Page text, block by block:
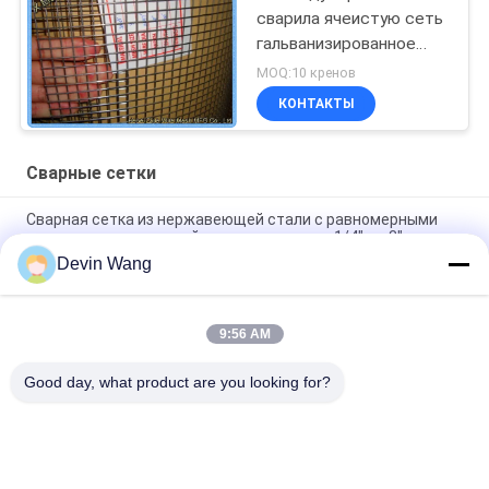
сварила ячеистую сеть
гальванизированное
законченное Эко
дружелюбное
MOQ:10 кренов
КОНТАКТЫ
Сварные сетки
Сварная сетка из нержавеющей стали с равномерными
отверстиями и плоской поверхностью от 1/4" до 3"
Сварные проволочные сетки из нержавеющей стали для
высококачественного строительства
Сетка сварная из нержавеющей стали 304, ячейка 1/2
Devin Wang
9:56 AM
Good day, what product are you looking for?